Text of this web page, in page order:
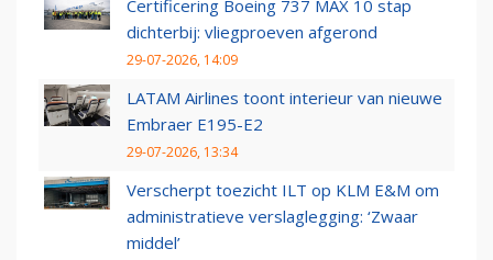
Certificering Boeing 737 MAX 10 stap
dichterbij: vliegproeven afgerond
29-07-2026, 14:09
LATAM Airlines toont interieur van nieuwe
Embraer E195-E2
29-07-2026, 13:34
Verscherpt toezicht ILT op KLM E&M om
administratieve verslaglegging: ‘Zwaar
middel’